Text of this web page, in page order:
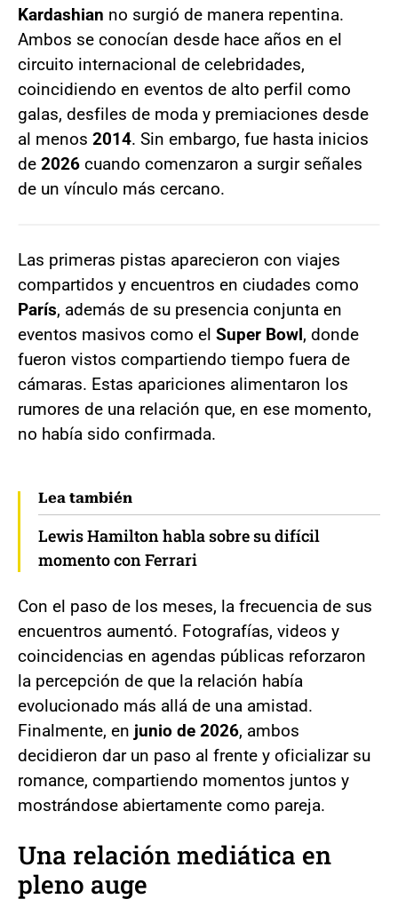
Kardashian no surgió de manera repentina.
Ambos se conocían desde hace años en el
circuito internacional de celebridades,
coincidiendo en eventos de alto perfil como
galas, desfiles de moda y premiaciones desde
al menos 2014. Sin embargo, fue hasta inicios
de 2026 cuando comenzaron a surgir señales
de un vínculo más cercano.
Las primeras pistas aparecieron con viajes
compartidos y encuentros en ciudades como
París, además de su presencia conjunta en
eventos masivos como el Super Bowl, donde
fueron vistos compartiendo tiempo fuera de
cámaras. Estas apariciones alimentaron los
rumores de una relación que, en ese momento,
no había sido confirmada.
Lea también
Lewis Hamilton habla sobre su difícil
momento con Ferrari
Con el paso de los meses, la frecuencia de sus
encuentros aumentó. Fotografías, videos y
coincidencias en agendas públicas reforzaron
la percepción de que la relación había
evolucionado más allá de una amistad.
Finalmente, en junio de 2026, ambos
decidieron dar un paso al frente y oficializar su
romance, compartiendo momentos juntos y
mostrándose abiertamente como pareja.
Una relación mediática en
pleno auge